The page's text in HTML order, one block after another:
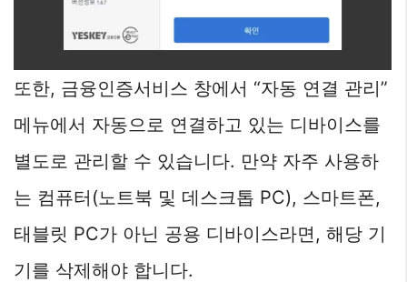
또한, 금융인증서비스 창에서 “자동 연결 관리”
메뉴에서 자동으로 연결하고 있는 디바이스를
별도로 관리할 수 있습니다. 만약 자주 사용하
는 컴퓨터(노트북 및 데스크톱 PC), 스마트폰,
태블릿 PC가 아닌 공용 디바이스라면, 해당 기
기를 삭제해야 합니다.